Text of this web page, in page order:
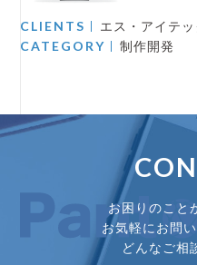
CLIENTS エス・アイテ
CATEGORY 制作開発
お困りのこと
お気軽にお問
どんなご相